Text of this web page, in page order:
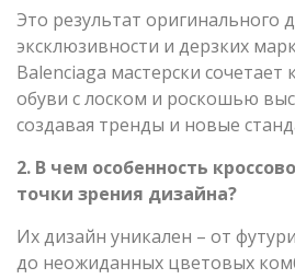
Это результат оригинального
эксклюзивности и дерзких
Balenciaga мастерски
обуви с лоском и роскошью
создавая тренды и новые
2. В чем особенность
точки зрения дизайна?
Их дизайн уникален – от
до неожиданных цветовых